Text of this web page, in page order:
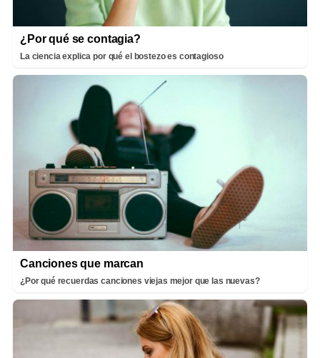
¿Por qué se contagia?
La ciencia explica por qué el bostezo es contagioso
Canciones que marcan
¿Por qué recuerdas canciones viejas mejor que las nuevas?